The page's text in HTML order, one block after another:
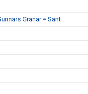
Granar = Sant